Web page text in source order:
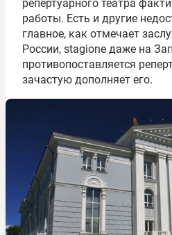
репертуарного театра
работы. Есть и другие
главное, как отмечает
России, stagione даже на
противопоставляется
зачастую дополняет его.